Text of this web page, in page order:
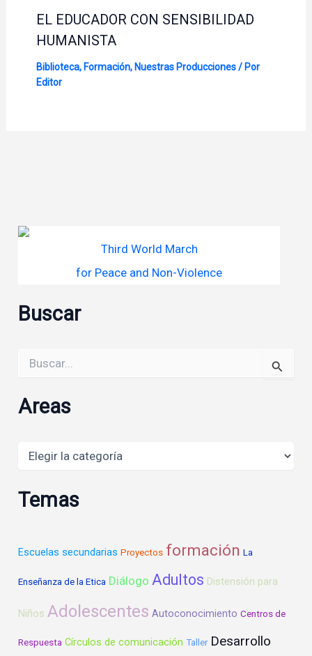
EL EDUCADOR CON SENSIBILIDAD
HUMANISTA
Biblioteca,Formación,Nuestras Producciones/ Por
Editor
Third World March
for Peace and Non-Violence
Buscar
por:
Areas
Temas
Escuelas secundarias Proyectos formación La
Enseñanza de la Etica Diálogo Adultos Distensión para
Niños Adolescentes Autoconocimiento Centros de
Respuesta Círculos de comunicación Taller Desarrollo